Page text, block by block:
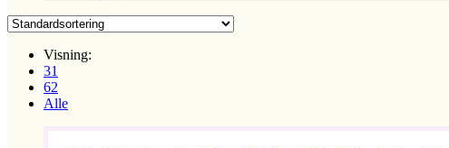
Visning:
31
62
Alle